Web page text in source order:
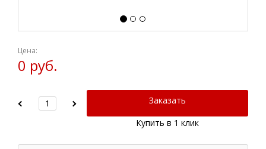
Цена:
0 руб.
Заказать
Купить в 1 клик